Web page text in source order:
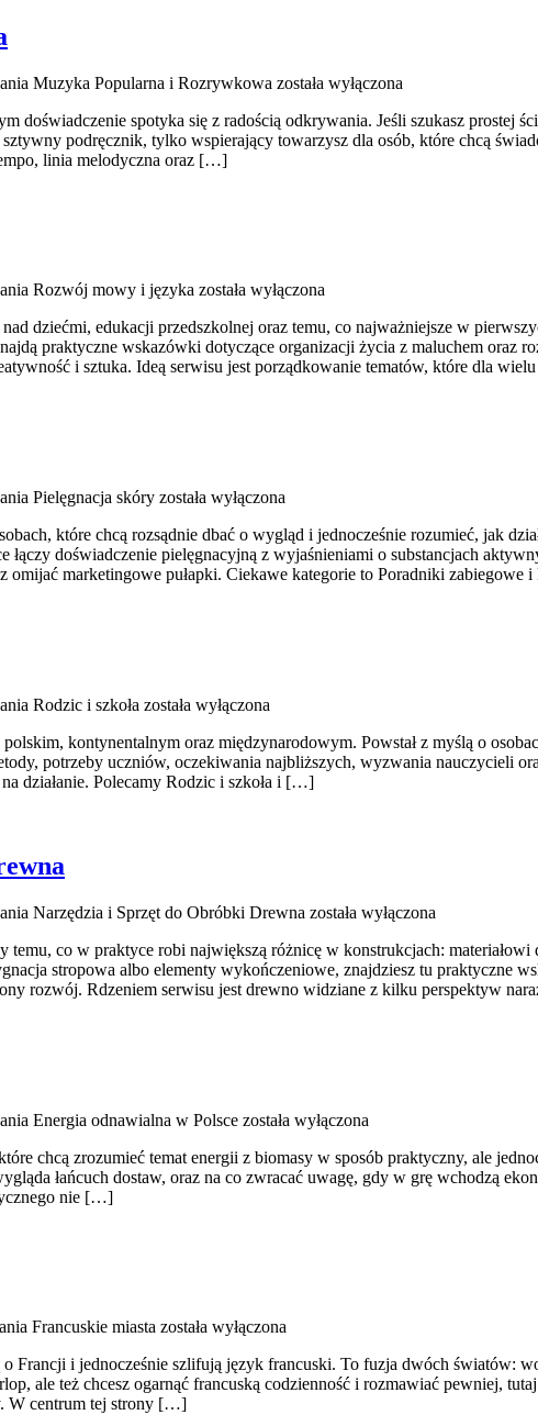
Muzyka Popularna i Rozrywkowa została wyłączona
doświadczenie spotyka się z radością odkrywania. Jeśli szukasz prostej
podręcznik, tylko wspierający towarzysz dla osób, które chcą
linia melodyczna oraz […]
Rozwój mowy i języka została wyłączona
dziećmi, edukacji przedszkolnej oraz temu, co najważniejsze w
praktyczne wskazówki dotyczące organizacji życia z maluchem oraz
i sztuka. Ideą serwisu jest porządkowanie tematów, które dla
Pielęgnacja skóry została wyłączona
które chcą rozsądnie dbać o wygląd i jednocześnie rozumieć, jak
łączy doświadczenie pielęgnacyjną z wyjaśnieniami o substancjach
omijać marketingowe pułapki. Ciekawe kategorie to Poradniki
Rodzic i szkoła została wyłączona
kontynentalnym oraz międzynarodowym. Powstał z myślą o
potrzeby uczniów, oczekiwania najbliższych, wyzwania nauczycieli
działanie. Polecamy Rodzic i szkoła i […]
Narzędzia i Sprzęt do Obróbki Drewna została wyłączona
co w praktyce robi największą różnicę w konstrukcjach: materiałowi
stropowa albo elementy wykończeniowe, znajdziesz tu praktyczne
rozwój. Rdzeniem serwisu jest drewno widziane z kilku perspektyw
Energia odnawialna w Polsce została wyłączona
chcą zrozumieć temat energii z biomasy w sposób praktyczny, ale
łańcuch dostaw, oraz na co zwracać uwagę, gdy w grę wchodzą
nie […]
Francuskie miasta została wyłączona
Francji i jednocześnie szlifują język francuski. To fuzja dwóch światów:
ale też chcesz ogarnąć francuską codzienność i rozmawiać pewniej,
W centrum tej strony […]